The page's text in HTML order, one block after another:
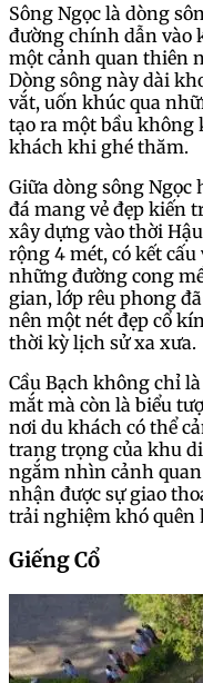
Sông Ngọc là dòng
đường chính dẫn vào
một cảnh quan thiên
Dòng sông này dài
vắt, uốn khúc qua
tạo ra một bầu không
khách khi ghé thăm.
Giữa dòng sông Ngọc
đá mang vẻ đẹp kiến
xây dựng vào thời
rộng 4 mét, có kết
những đường cong
gian, lớp rêu phong
nên một nét đẹp cổ
thời kỳ lịch sử xa xưa.
Cầu Bạch không chỉ
mắt mà còn là biểu
nơi du khách có thể
trang trọng của khu
ngắm nhìn cảnh
nhận được sự giao
trải nghiệm khó quên
Giếng Cổ